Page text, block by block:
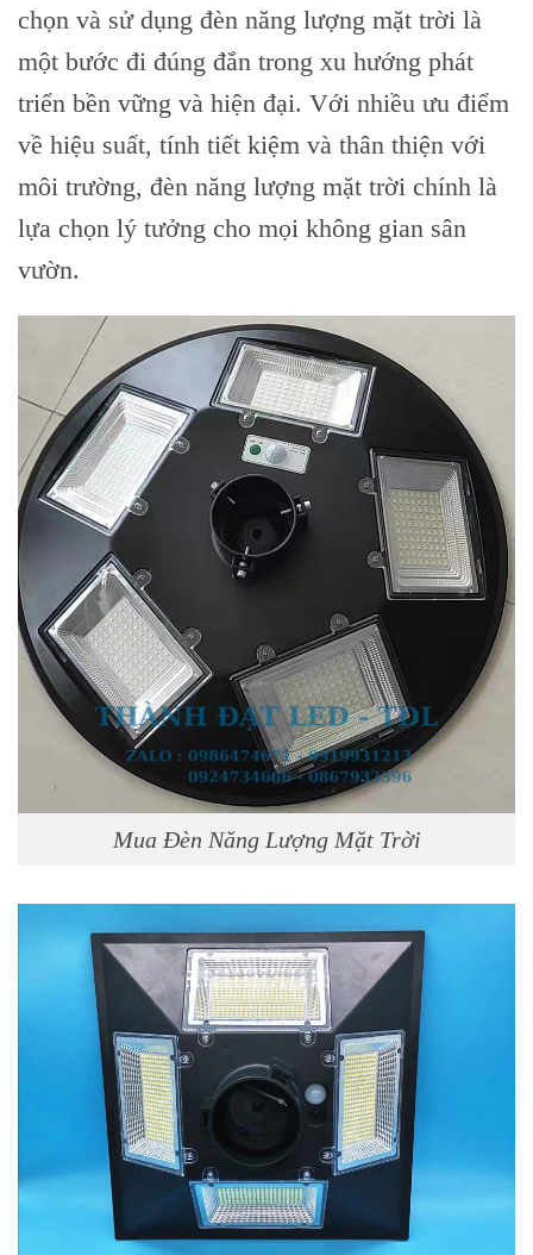
content
chọn và sử dụng đèn năng lượng mặt trời là
một bước đi đúng đắn trong xu hướng phát
triển bền vững và hiện đại. Với nhiều ưu điểm
về hiệu suất, tính tiết kiệm và thân thiện với
môi trường, đèn năng lượng mặt trời chính là
lựa chọn lý tưởng cho mọi không gian sân
vườn.
Mua Đèn Năng Lượng Mặt Trời